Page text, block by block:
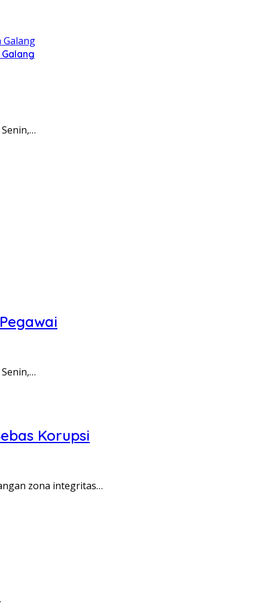
Korupsi
zona integritas…